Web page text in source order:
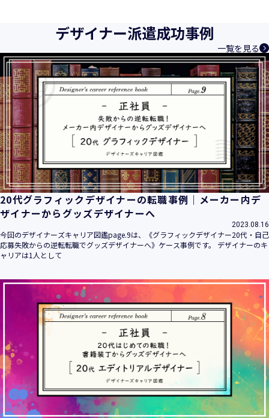
様、お取引先関係者の個人情報及び特定個人情報などを、人
材派遣サービス、人材紹介サービス、請負サービス、その
他、利用者の皆さまの「活躍の場の創造」と「就業の機会の
創出」に利用しています。また、従業者の情報及び特定個人
情報などを従業者管理に利用します。これらから当社にとっ
て個人情報及び特定個人情報の保護が重大な責務であると同
時に、個人情報などの保護を徹底することは企業の社会的責
務と認識しております。そこで、個人情報保護理念と自ら定
めた行動規範に基づき、社会的使命を十分に認識し、本人の
権利の保護、個人情報に関する法規制等を遵守致します。
また、以下に示す方針を具現化するための個人情報保護マネ
ジメントシステムを構築し、最新のＩＴ技術の動向、社会的
要請の変化、経営環境の変動等を常に認識しながら、その継
続的改善に、全社を挙げて取り組むことをここに宣言致しま
す。
当社は、事業の目的に適切な個人情報の取得・利用及び提供
を行い、特定された利用目的の達成に必要な範囲を超えた個
人情報の取扱いを行いません。また、そのための措置を講じ
当社は個人情報の取扱いに関する法令、国が定める指針その
他の規範を遵守致します。
当社は個人情報の漏えい、滅失、き損などのリスクに対して
は、合理的な安全対策を講じて防止する規程、体制を構築
し、継続的に向上させていきます。また、万一の際には速や
かに是正措置を講じます。
当社は個人情報取扱いに関する苦情及び相談に対しては、迅
速かつ誠実に対応致します。
個人情報保護マネジメントシステムは、当社を取り巻く環境
の変化と実情を踏まえ、適時・適切に見直して継続的に改善
をはかっていきます。
デザイナー派遣成功事例
一覧を見る
20代グラフィックデザイナーの転職事例｜メーカー内デ
ザイナーからグッズデザイナーへ
2023.08.16
今回のデザイナーズキャリア図鑑page.9は、《グラフィックデザイナー20代・自己
応募失敗からの逆転転職でグッズデザイナーへ》ケース事例です。 デザイナーのキ
ャリアは1人として